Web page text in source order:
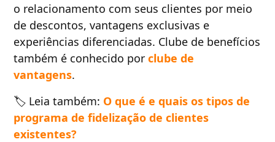
o relacionamento com seus clientes por meio
de descontos, vantagens exclusivas e
experiências diferenciadas. Clube de benefícios
também é conhecido porclube de
vantagens.
🏷️ Leia também: O que é e quais os tipos de
programa de fidelização de clientes
existentes?